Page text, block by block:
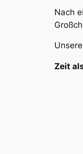
Nach
Zeit